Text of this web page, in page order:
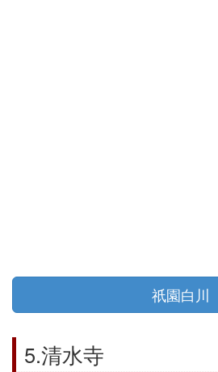
祇園白川
5.清水寺